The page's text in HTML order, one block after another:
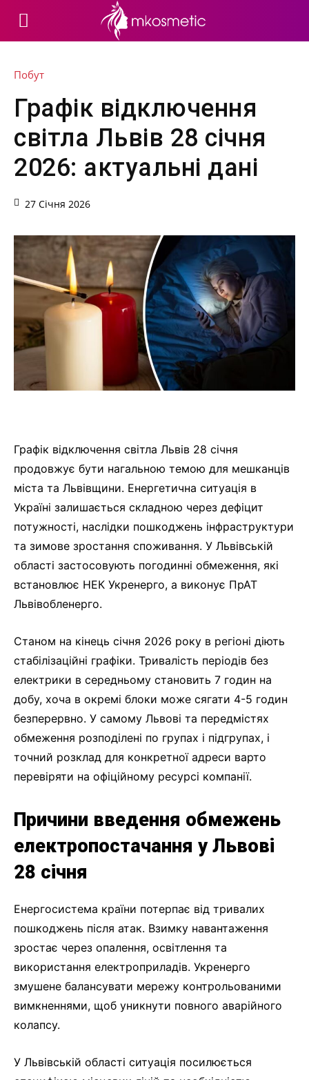
Побут
Графік відключення
світла Львів 28 січня
2026: актуальні дані
27 Січня 2026
Графік відключення світла Львів 28 січня
продовжує бути нагальною темою для мешканців
міста та Львівщини. Енергетична ситуація в
Україні залишається складною через дефіцит
потужності, наслідки пошкоджень інфраструктури
та зимове зростання споживання. У Львівській
області застосовують погодинні обмеження, які
встановлює НЕК Укренерго, а виконує ПрАТ
Львівобленерго.
Станом на кінець січня 2026 року в регіоні діють
стабілізаційні графіки. Тривалість періодів без
електрики в середньому становить 7 годин на
добу, хоча в окремі блоки може сягати 4-5 годин
безперервно. У самому Львові та передмістях
обмеження розподілені по групах і підгрупах, і
точний розклад для конкретної адреси варто
перевіряти на офіційному ресурсі компанії.
Причини введення обмежень
електропостачання у Львові
28 січня
Енергосистема країни потерпає від тривалих
пошкоджень після атак. Взимку навантаження
зростає через опалення, освітлення та
використання електроприладів. Укренерго
змушене балансувати мережу контрольованими
вимкненнями, щоб уникнути повного аварійного
колапсу.
У Львівській області ситуація посилюється